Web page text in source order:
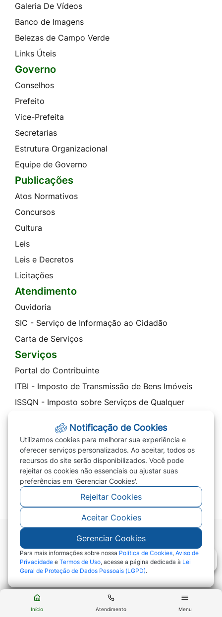
Início Atendimento Menu
Galeria De Vídeos
Banco de Imagens
Belezas de Campo Verde
Links Úteis
Governo
Conselhos
Prefeito
Vice-Prefeita
Secretarias
Estrutura Organizacional
Equipe de Governo
Publicações
Atos Normativos
Concursos
Cultura
Leis
Leis e Decretos
Licitações
Atendimento
Ouvidoria
SIC - Serviço de Informação ao Cidadão
Carta de Serviços
Serviços
Portal do Contribuinte
ITBI - Imposto de Transmissão de Bens Imóveis
ISSQN - Imposto sobre Serviços de Qualquer
Cota Única 2026 / Parcelar IPTU 2026
Transparência
Prefeitura
PREVIVERDE
©2026 - Prefeitura de Campo Verde - MT - Todos
os direitos reservados
Notificação de Cookies
Utilizamos cookies para melhorar sua experiência e
oferecer serviços personalizados. Ao aceitar, todos os
recursos do site serão disponibilizados. Você pode
rejeitar os cookies não essenciais ou ajustar suas
preferências em 'Gerenciar Cookies'.
Rejeitar Cookies
Aceitar Cookies
Gerenciar Cookies
Para mais informações sobre nossa Política de Cookies, Aviso de
Privacidade e Termos de Uso, acesse a página dedicada à Lei
Geral de Proteção de Dados Pessoais (LGPD).